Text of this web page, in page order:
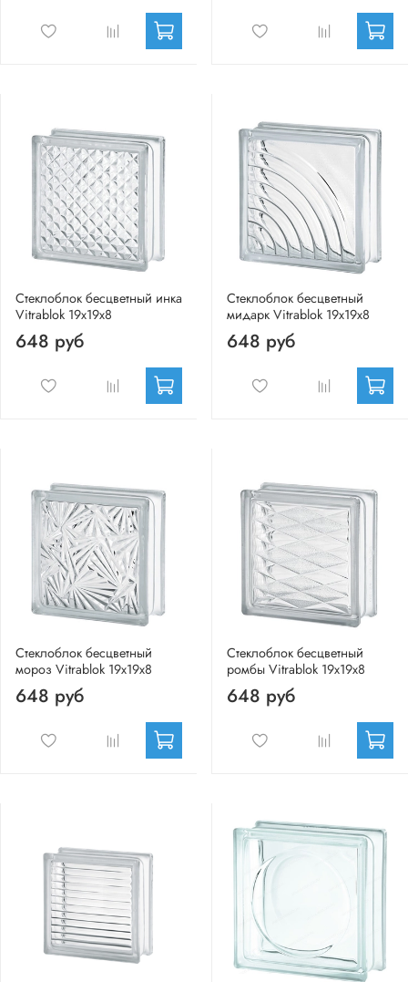
Стеклоблок бесцветный инка
Vitrablok 19х19х8
648 руб
Стеклоблок бесцветный
мидарк Vitrablok 19х19х8
648 руб
Стеклоблок бесцветный
мороз Vitrablok 19х19х8
648 руб
Стеклоблок бесцветный
ромбы Vitrablok 19х19х8
648 руб